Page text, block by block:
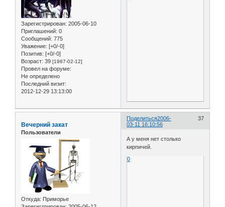
Зарегистрирован: 2005-06-10
Приглашений: 0
Сообщений: 775
Уважение: [+0/-0]
Позитив: [+0/-0]
Возраст: 39 [1987-02-12]
Провел на форуме:
Не определено
Последний визит:
2012-12-29 13:13:00
Поделиться 37
2006-
03-11 16:10:56
Вечерний закат
Пользователи
Откуда: Приморье
А у меня нет столько
кирпичей.
0